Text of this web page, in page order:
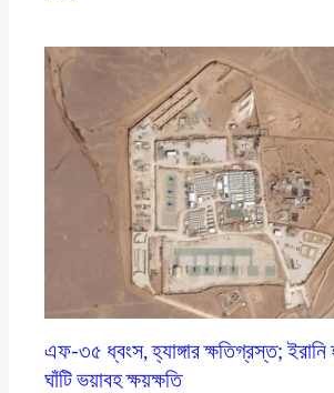
এফ-৩৫ ধ্বংস, হ্যাঙ্গার ক্ষতিগ্রস্ত; ইরানি
ঘাঁটি ভয়াবহ ক্ষয়ক্ষতি